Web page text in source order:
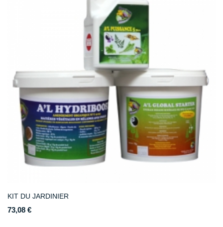
KIT DU JARDINIER
73,08 €